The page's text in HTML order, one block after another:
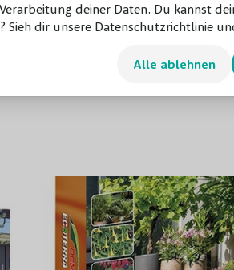
deiner Daten. Du kannst
dir unsere Datenschutzrichtlinie
Alle ablehnen
Blütenfarbe
Beschneidungsperiode
Bodenart
Wachstumsrate
Mehr ansehen